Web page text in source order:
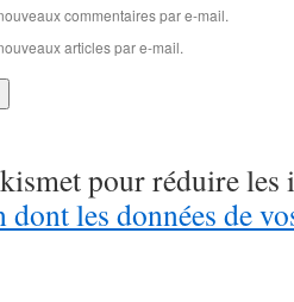
commentaires par e-mail.
articles par e-mail.
pour réduire les
les données de